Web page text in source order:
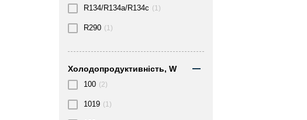
R134/R134a/R134c (1)
R290 (1)
Холодопродуктивність, W
100 (2)
1019 (1)